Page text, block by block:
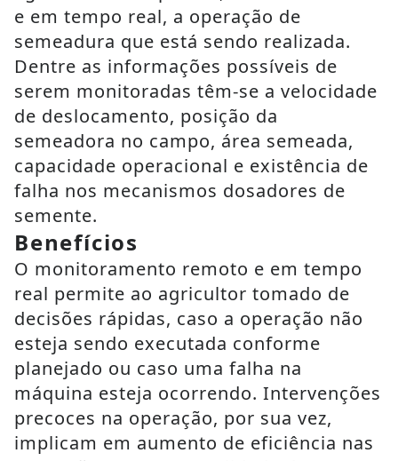
e em tempo real, a operação de
semeadura que está sendo realizada.
Dentre as informações possíveis de
serem monitoradas têm-se a velocidade
de deslocamento, posição da
semeadora no campo, área semeada,
capacidade operacional e existência de
falha nos mecanismos dosadores de
semente.
Benefícios
O monitoramento remoto e em tempo
real permite ao agricultor tomado de
decisões rápidas, caso a operação não
esteja sendo executada conforme
planejado ou caso uma falha na
máquina esteja ocorrendo. Intervenções
precoces na operação, por sua vez,
implicam em aumento de eficiência nas